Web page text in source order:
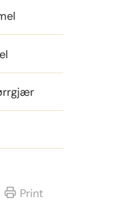
Print